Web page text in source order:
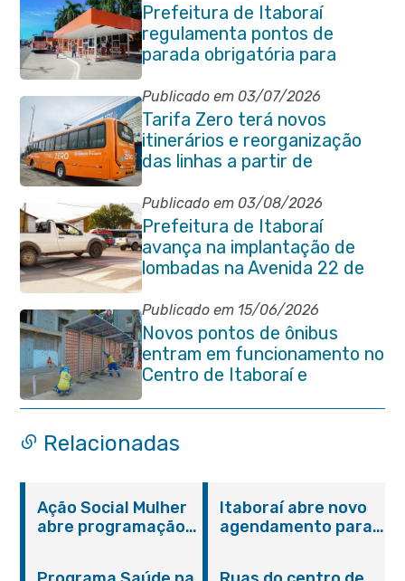
Prefeitura de Itaboraí
regulamenta pontos de
parada obrigatória para
transporte coletivo na
Avenida 22 de Maio
Publicado em 03/07/2026
Tarifa Zero terá novos
itinerários e reorganização
das linhas a partir de
segunda-feira (06/07)
Publicado em 03/08/2026
Prefeitura de Itaboraí
avança na implantação de
lombadas na Avenida 22 de
Maio para reforçar a
segurança no trânsito
Publicado em 15/06/2026
Novos pontos de ônibus
entram em funcionamento no
Centro de Itaboraí e
garantem mais conforto à
população
Relacionadas
Ação Social Mulher
abre programação
Itaboraí abre novo
agendamento para